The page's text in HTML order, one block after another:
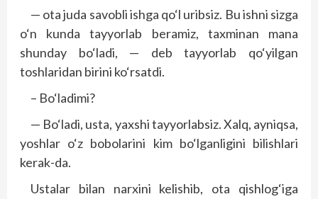
— ota juda savobli ishga qo‘l uribsiz. Bu ishni sizga
o‘n kunda tayyorlab beramiz, taxminan mana
shunday bo‘ladi, — deb tayyorlab qo‘yilgan
toshlaridan birini ko‘rsatdi.
– Bo‘ladimi?
— Bo‘ladi, usta, yaxshi tayyorlabsiz. Xalq, ayniqsa,
yoshlar o‘z bobolarini kim bo‘lganligini bilishlari
kerak-da.
Ustalar bilan narxini kelishib, ota qishlog‘iga